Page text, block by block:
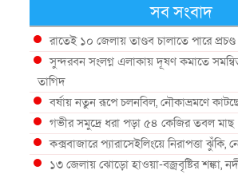
সব সংবাদ
রাতেই ১০ জেলায় তাণ্ডব চালাতে পারে
সুন্দরবন সংলগ্ন এলাকায় দূষণ কমাতে সমন্বিত
তাগিদ
বর্ষায় নতুন রূপে চলনবিল, নৌকাভ্রমণে
গভীর সমুদ্রে ধরা পড়া ৫৪ কেজির তবল মাছ
কক্সবাজারে প্যারাসেইলিংয়ে নিরাপত্তা ঝুঁকি,
১৩ জেলায় ঝোড়ো হাওয়া-বজ্রবৃষ্টির শঙ্কা,